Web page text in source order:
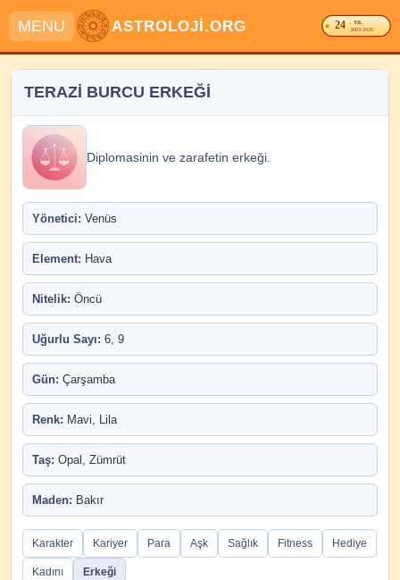
MENU ASTROLOJİ.ORG 24 . YIL
2003-2026
TERAZİ BURCU ERKEĞİ
Diplomasinin ve zarafetin erkeği.
Yönetici: Venüs
Element: Hava
Nitelik: Öncü
Uğurlu Sayı: 6, 9
Gün: Çarşamba
Renk: Mavi, Lila
Taş: Opal, Zümrüt
Maden: Bakır
Karakter Kariyer Para Aşk Sağlık Fitness Hediye
Kadını Erkeği